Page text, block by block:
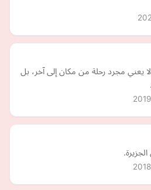
لا يعني مجرد رحلة من مكان إلى آخر، بل